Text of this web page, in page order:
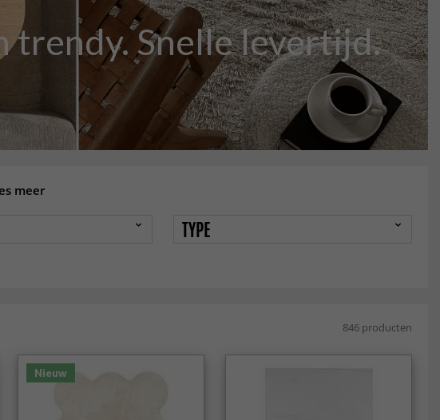
trendy. Snelle levertijd.
meer
TYPE
846 producten
Nieuw